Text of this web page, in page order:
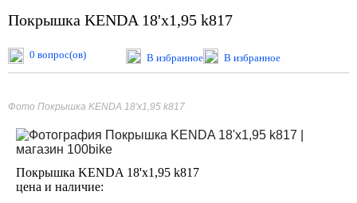
Покрышка KENDA 18'х1,95 k817
0 вопрос(ов) В избранное В избранное
Фото Покрышка KENDA 18'х1,95 k817
Покрышка KENDA 18'х1,95 k817
цена и наличие: